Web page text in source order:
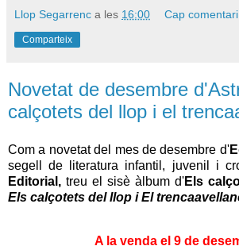
Llop Segarrenc a les 16:00 Cap
Comparteix
Novetat de desembre
calçotets del llop i el
Com a novetat del mes de desembre d'
segell de literatura infantil, juvenil i
Editorial, treu el sisè àlbum d'Els
Els calçotets del llop i El
A la venda el 9 de